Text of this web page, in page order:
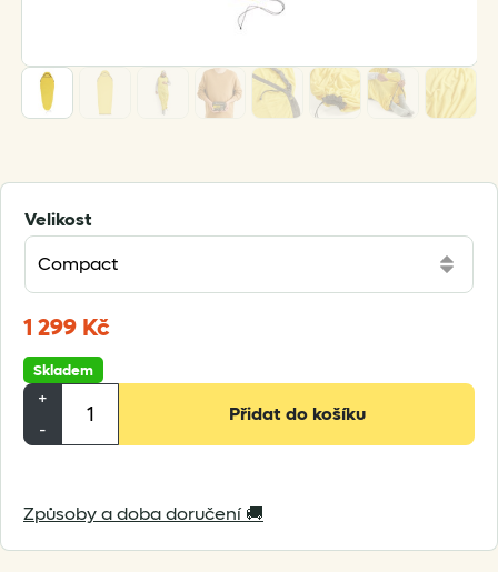
Velikost
1 299 Kč
Skladem
+
-
Liner
Mummy
Přidat do košíku
Způsoby a doba doručení 🚚